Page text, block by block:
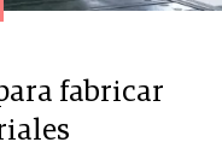
fabricar